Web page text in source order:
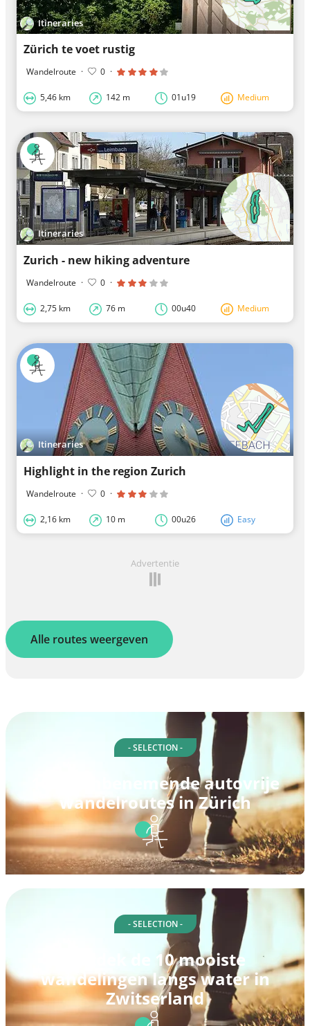
Itineraries
Zürich te voet rustig
Wandelroute · 0 ·
5,46 km 142 m 01u19 Medium
Itineraries
Zurich - new hiking adventure
Wandelroute · 0 ·
2,75 km 76 m 00u40 Medium
Itineraries
Highlight in the region Zurich
Wandelroute · 0 ·
2,16 km 10 m 00u26 Easy
Advertentie
Alle routes weergeven
- SELECTION -
10 adembenemende autovrije
wandelroutes in Zürich
- SELECTION -
Ontdek de 10 mooiste
wandelingen langs water in
Zwitserland